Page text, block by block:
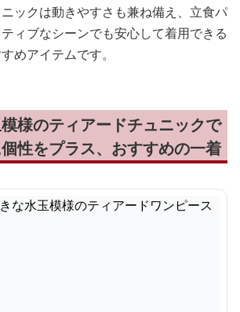
ックは動きやすさも兼ね備え、立食パ
ィブなシーンでも安心して着用できる
めアイテムです。
様のティアードチュニックで
性をプラス、おすすめの一着